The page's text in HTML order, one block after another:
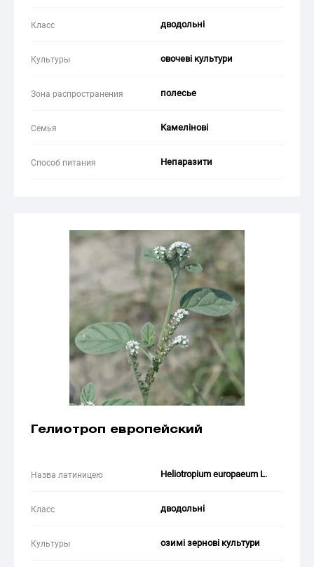
Класс дводольні
Культуры овочеві культури
Зона распространения полесье
Семья Камелінові
Способ питания Непаразити
Гелиотроп европейский
Назва латиницею Heliotropium europaeum L.
Класс дводольні
Культуры озимі зернові культури